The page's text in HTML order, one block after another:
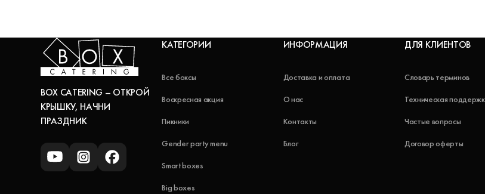
BOX CATERING – ОТКРОЙ
КРЫШКУ, НАЧНИ
ПРАЗДНИК
КАТЕГОРИИ
Все боксы
Воскресная акция
Пикники
Gender party menu
Smart boxes
Big boxes
ИНФОРМАЦИЯ
Доставка и оплата
О нас
Контакты
Блог
ДЛЯ КЛИЕНТОВ
Словарь терминов
Техническая
Частые вопросы
Договор оферты